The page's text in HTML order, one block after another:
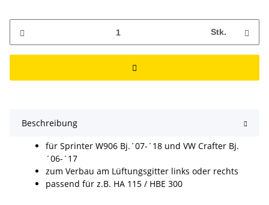
Stk.
Beschreibung
für Sprinter W906 Bj.´07-´18 und VW Crafter Bj.
´06-´17
zum Verbau am Lüftungsgitter links oder rechts
passend für z.B. HA 115 / HBE 300